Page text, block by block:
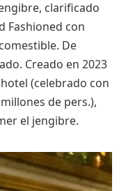
clarificado
Fashioned con
De
Creado en 2023
(celebrado con
de pers.),
el jengibre.